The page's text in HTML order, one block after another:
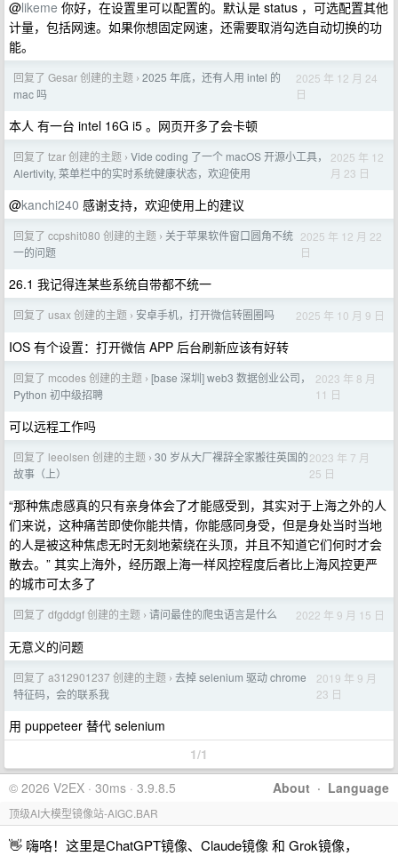
@likeme 你好，在设置里可以配置的。默认是 status ，可选配置其他
计量，包括网速。如果你想固定网速，还需要取消勾选自动切换的功
能。
回复了 Gesar 创建的主题 › 2025 年底，还有人用 intel 的
mac 吗
2025 年 12 月 24
日
本人 有一台 intel 16G i5 。网页开多了会卡顿
回复了 tzar 创建的主题 › Vide coding 了一个 macOS 开源小工具，
Alertivity, 菜单栏中的实时系统健康状态，欢迎使用
2025 年 12
月 23 日
@kanchi240 感谢支持，欢迎使用上的建议
回复了 ccpshit080 创建的主题 › 关于苹果软件窗口圆角不统
一的问题
2025 年 12 月 22
日
26.1 我记得连某些系统自带都不统一
回复了 usax 创建的主题 › 安卓手机，打开微信转圈圈吗 2025 年 10 月 9 日
IOS 有个设置：打开微信 APP 后台刷新应该有好转
回复了 mcodes 创建的主题 › [base 深圳] web3 数据创业公司，
Python 初中级招聘
2023 年 8 月
11 日
可以远程工作吗
回复了 leeolsen 创建的主题 › 30 岁从大厂裸辞全家搬往英国的
故事（上）
2023 年 7 月
25 日
“那种焦虑感真的只有亲身体会了才能感受到，其实对于上海之外的人
们来说，这种痛苦即使你能共情，你能感同身受，但是身处当时当地
的人是被这种焦虑无时无刻地萦绕在头顶，并且不知道它们何时才会
散去。” 其实上海外，经历跟上海一样风控程度后者比上海风控更严
的城市可太多了
回复了 dfgddgf 创建的主题 › 请问最佳的爬虫语言是什么 2022 年 9 月 15 日
无意义的问题
回复了 a312901237 创建的主题 › 去掉 selenium 驱动 chrome
特征码，会的联系我
2019 年 9 月
23 日
用 puppeteer 替代 selenium
1/1
About · Language
© 2026 V2EX · 30ms · 3.9.8.5
顶级AI大模型镜像站-AIGC.BAR
👋 嗨咯！这里是ChatGPT镜像、Claude镜像 和 Grok镜像，